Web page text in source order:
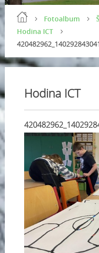
Fotoalbum
Hodina ICT
Hodina ICT